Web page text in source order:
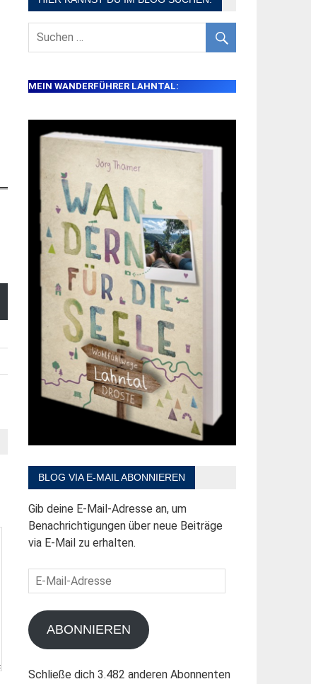
MEIN WANDERFÜHRER LAHNTAL:
BLOG VIA E-MAIL ABONNIEREN
Gib deine E-Mail-Adresse an, um
Benachrichtigungen über neue Beiträge
via E-Mail zu erhalten.
E-
Mail-
Adresse
ABONNIEREN
Schließe dich 3.482 anderen Abonnenten